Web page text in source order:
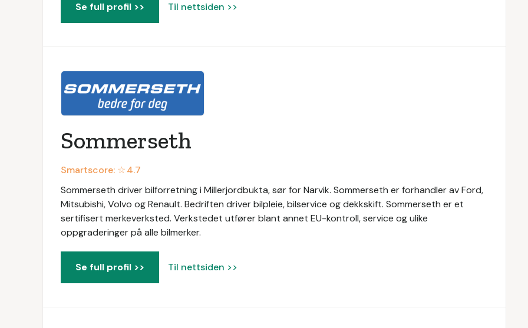
Se full profil >> Til nettsiden >>
Sommerseth
Smartscore: ☆4.7
Sommerseth driver bilforretning i Millerjordbukta, sør for Narvik. Sommerseth er forhandler av Ford,
Mitsubishi, Volvo og Renault. Bedriften driver bilpleie, bilservice og dekkskift. Sommerseth er et
sertifisert merkeverksted. Verkstedet utfører blant annet EU-kontroll, service og ulike
oppgraderinger på alle bilmerker.
Se full profil >> Til nettsiden >>